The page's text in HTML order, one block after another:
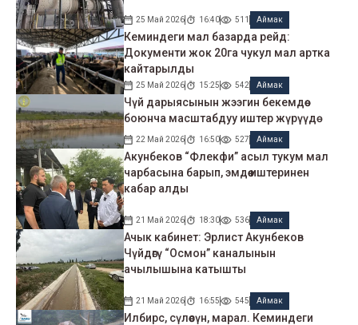
25 Май 2026 16:40 511 Аймак
Кеминдеги мал базарда рейд:
Документи жок 20га чукул мал артка
кайтарылды
25 Май 2026 15:25 542 Аймак
Чүй дарыясынын жээгин бекемдөө
боюнча масштабдуу иштер жүрүүдө
22 Май 2026 16:50 527 Аймак
Акунбеков “Флекфи” асыл тукум мал
чарбасына барып, эмдөө иштеринен
кабар алды
21 Май 2026 18:30 536 Аймак
Ачык кабинет: Эрлист Акунбеков
Чүйдөгү “Осмон” каналынын
ачылышына катышты
21 Май 2026 16:55 545 Аймак
Илбирс, сүлөөсүн, марал. Кеминдеги